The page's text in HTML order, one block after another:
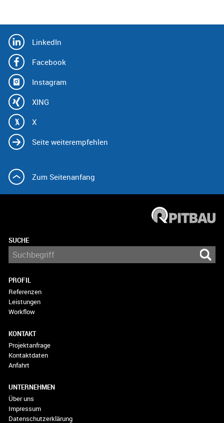
LinkedIn
Facebook
Instagram
XING
X
Seite weiterempfehlen
Zum Seitenanfang
SUCHE
PROFIL
Referenzen
Leistungen
Workflow
KONTAKT
Projektanfrage
Kontaktdaten
Anfahrt
UNTERNEHMEN
Über uns
Impressum
Datenschutzerklärung